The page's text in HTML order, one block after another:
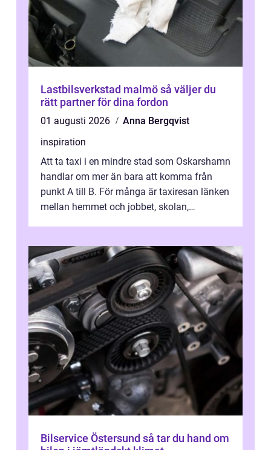
Lastbilsverkstad malmö så väljer du
rätt partner för dina fordon
01 augusti 2026
Anna Bergqvist
inspiration
Att ta taxi i en mindre stad som Oskarshamn
handlar om mer än bara att komma från
punkt A till B. För många är taxiresan länken
mellan hemmet och jobbet, skolan,
Bilservice Östersund så tar du hand om